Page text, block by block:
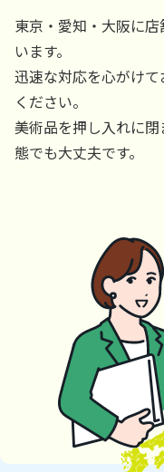
東京・愛知・大阪に
います。
迅速な対応を心がけ
ください。
美術品を押し入れに
態でも大丈夫です。